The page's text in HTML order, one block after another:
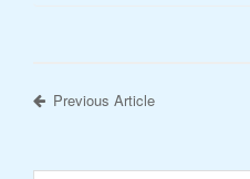
Previous Article